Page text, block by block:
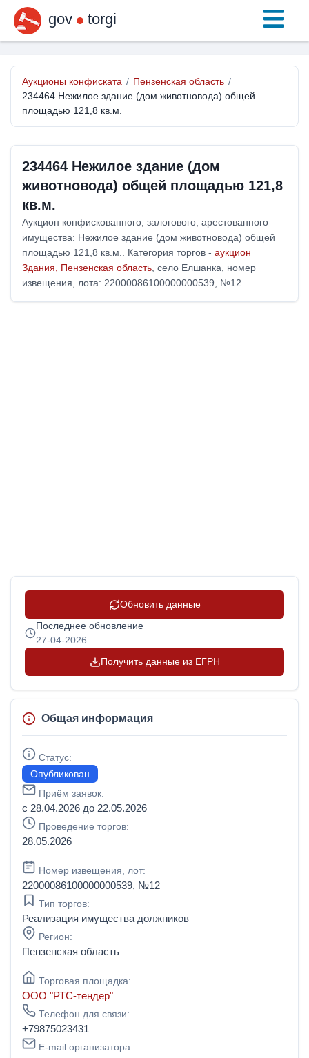
gov torgi
Аукционы конфиската / Пензенская область /
234464 Нежилое здание (дом животновода) общей
площадью 121,8 кв.м.
234464 Нежилое здание (дом
животновода) общей площадью 121,8
кв.м.
Аукцион конфискованного, залогового, арестованного
имущества: Нежилое здание (дом животновода) общей
площадью 121,8 кв.м.. Категория торгов - аукцион
Здания, Пензенская область , село Елшанка, номер
извещения, лота: 22000086100000000539, №12
Обновить данные
Последнее обновление
27-04-2026
Получить данные из ЕГРН
Общая информация
Статус:
Опубликован
Приём заявок:
с 28.04.2026 до 22.05.2026
Проведение торгов:
28.05.2026
Номер извещения, лот:
22000086100000000539, №12
Тип торгов:
Реализация имущества должников
Регион:
Пензенская область
Торговая площадка:
ООО "РТС-тендер"
Телефон для связи:
+79875023431
E-mail организатора: